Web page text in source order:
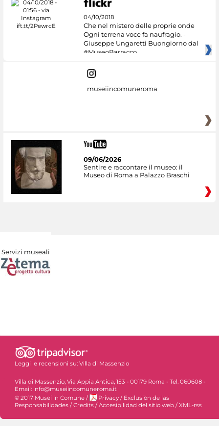
04/10/2018
Che nel mistero delle proprie onde
Ogni terrena voce fa naufragio. -
Giuseppe Ungaretti Buongiorno dal
#MuseoBarracco
museiincomuneroma
09/06/2026
Sentire e raccontare il museo: il
Museo di Roma a Palazzo Braschi
Servizi museali
Leggi le recensioni su: Villa di Massenzio
Villa di Massenzio, Via Appia Antica, 153 - 00179 Roma - Tel. 060608 -
Email: info@museiincomuneroma.it
© 2017 Musei in Comune / Privacy / Exclusiòn de las
Responsabilidades / Credits / Accesibilidad del sitio web / XML-rss